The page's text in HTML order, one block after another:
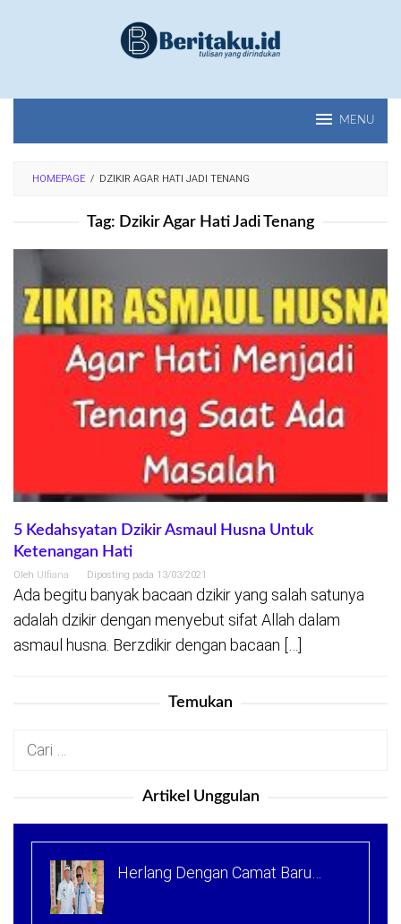
MENU
HOMEPAGE / DZIKIR AGAR HATI JADI TENANG
Tag: Dzikir Agar Hati Jadi Tenang
5 Kedahsyatan Dzikir Asmaul Husna Untuk
Ketenangan Hati
Oleh Ulfiana Diposting pada 13/03/2021
Ada begitu banyak bacaan dzikir yang salah satunya
adalah dzikir dengan menyebut sifat Allah dalam
asmaul husna. Berzdikir dengan bacaan […]
Temukan
Cari
Artikel Unggulan
Herlang Dengan Camat Baru…